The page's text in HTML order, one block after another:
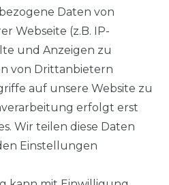
Daten von
Webseite (z.B. IP-
und Anzeigen zu
von Drittanbietern
auf unsere Website zu
erfolgt erst
Wir teilen diese Daten
Einstellungen